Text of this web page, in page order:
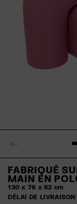
FABRIQUÉ
MAIN EN
130 x 76 x 82 cm
DÉLAI DE